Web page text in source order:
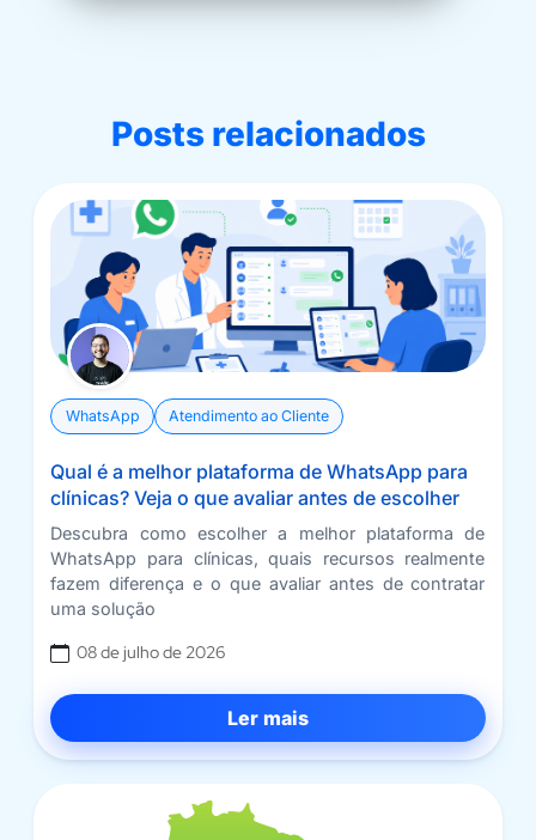
Posts relacionados
WhatsApp Atendimento ao Cliente
Qual é a melhor plataforma de WhatsApp para
clínicas? Veja o que avaliar antes de escolher
Descubra como escolher a melhor plataforma de
WhatsApp para clínicas, quais recursos realmente
fazem diferença e o que avaliar antes de contratar
uma solução
08 de julho de 2026
Ler mais